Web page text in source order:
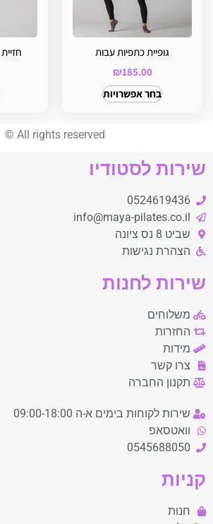
גופיית כתפיות עבות
₪185.00
בחר אפשרויות
© All rights reserved
שירות לסטודיו
0524619436
info@maya-pilates.co.il
שביט 8 נס ציונה
הצהרת נגישות
שירות לחנות
משלוחים
החזרות
מידות
צרו קשר
תקנון החברה
שירות לקוחות בימים א-ה 09:00-18:00
וואטסאפ
0545688050
קניות
חנות